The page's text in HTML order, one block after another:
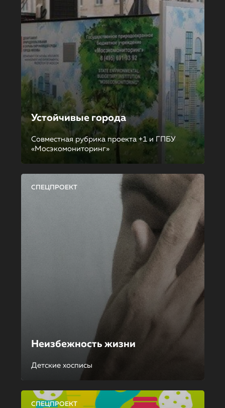
Устойчивые города
Совместная рубрика проекта +1 и ГПБУ
«Мосэкомониторинг»
СПЕЦПРОЕКТ
Неизбежность жизни
Детские хосписы
СПЕЦПРОЕКТ